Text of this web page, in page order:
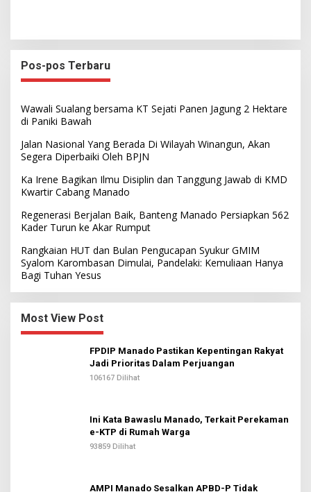
Pos-pos Terbaru
Wawali Sualang bersama KT Sejati Panen Jagung 2 Hektare
di Paniki Bawah
Jalan Nasional Yang Berada Di Wilayah Winangun, Akan
Segera Diperbaiki Oleh BPJN
Ka Irene Bagikan Ilmu Disiplin dan Tanggung Jawab di KMD
Kwartir Cabang Manado
Regenerasi Berjalan Baik, Banteng Manado Persiapkan 562
Kader Turun ke Akar Rumput
Rangkaian HUT dan Bulan Pengucapan Syukur GMIM
Syalom Karombasan Dimulai, Pandelaki: Kemuliaan Hanya
Bagi Tuhan Yesus
Most View Post
FPDIP Manado Pastikan Kepentingan Rakyat
Jadi Prioritas Dalam Perjuangan
106167 Dilihat
Ini Kata Bawaslu Manado, Terkait Perekaman
e-KTP di Rumah Warga
93859 Dilihat
AMPI Manado Sesalkan APBD-P Tidak